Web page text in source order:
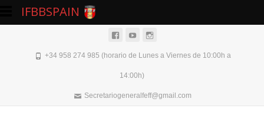
+34 958 274 985 (horario de Lunes a Viernes de 10:00h a
14:00h)
Secretariogeneralfeff@gmail.com
IFBBSPAIN